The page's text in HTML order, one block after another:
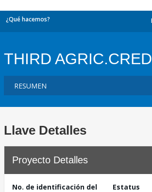
¿Qué hacemos?
THIRD
Llave Detalles
Proyecto Detalles
No. de identificación del
Estatus